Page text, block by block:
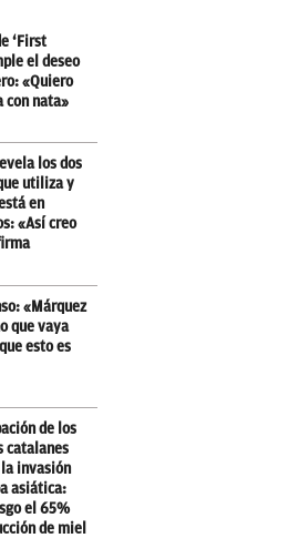
‘First
el deseo
«Quiero
con nata»
los dos
utiliza y
en
«Así creo
«Márquez
que vaya
esto es
de los
catalanes
invasión
asiática:
el 65%
de miel